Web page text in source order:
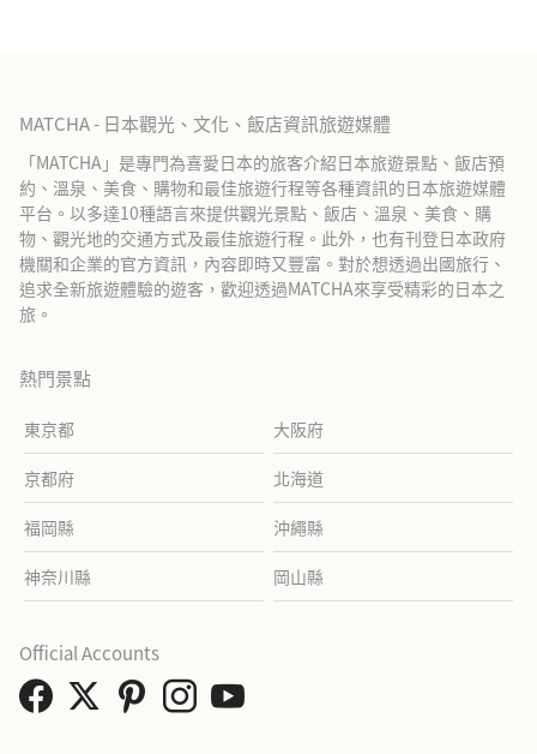
MATCHA - 日本觀光、文化、飯店資訊旅遊媒體
「MATCHA」是專門為喜愛日本的旅客介紹日本旅遊景點、飯店預
約、溫泉、美食、購物和最佳旅遊行程等各種資訊的日本旅遊媒體
平台。以多達10種語言來提供觀光景點、飯店、溫泉、美食、購
物、觀光地的交通方式及最佳旅遊行程。此外，也有刊登日本政府
機關和企業的官方資訊，內容即時又豐富。對於想透過出國旅行、
追求全新旅遊體驗的遊客，歡迎透過MATCHA來享受精彩的日本之
旅。
熱門景點
東京都 大阪府
京都府 北海道
福岡縣 沖繩縣
神奈川縣 岡山縣
Official Accounts